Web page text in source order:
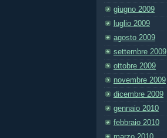
giugno 2009
luglio 2009
agosto 2009
settembre 2009
ottobre 2009
novembre 2009
dicembre 2009
gennaio 2010
febbraio 2010